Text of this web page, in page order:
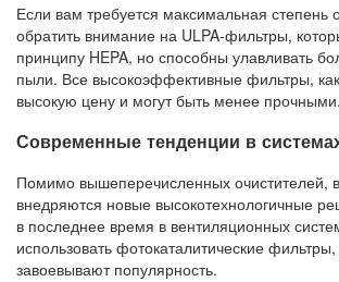
Если вам требуется максимальная степень
обратить внимание на ULPA-фильтры,
принципу HEPA, но способны улавливать
пыли. Все высокоэффективные фильтры,
высокую цену и могут быть менее прочными.
Современные тенденции в
Помимо вышеперечисленных очистителей,
внедряются новые высокотехнологичные
в последнее время в вентиляционных
использовать фотокаталитические
завоевывают популярность.